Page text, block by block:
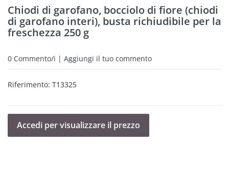
Chiodi di garofano, bocciolo di fiore (chiodi
di garofano interi), busta richiudibile per la
freschezza 250 g
0 Commento/i | Aggiungi il tuo commento
Riferimento: T13325
Accedi per visualizzare il prezzo